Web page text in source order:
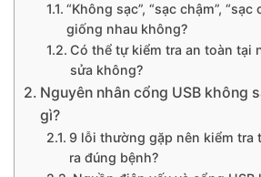
“Không sạc”, “sạc chậm”,
giống nhau không?
Có thể tự kiểm tra an toàn tại
sửa không?
Nguyên nhân cổng USB không
gì?
9 lỗi thường gặp nên kiểm tra
ra đúng bệnh?